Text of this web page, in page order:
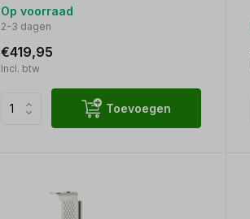
Op voorraad
2-3 dagen
€419,95
Incl. btw
Toevoegen